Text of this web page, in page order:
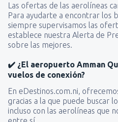
Las ofertas de las aerolíneas
Para ayudarte a encontrar los
siempre supervisamos las
establece nuestra Alerta de
sobre las mejores.
✔️ ¿El aeropuerto Amman
vuelos de conexión?
En eDestinos.com.ni,
gracias a la que puede buscar
incluso con las aerolíneas que